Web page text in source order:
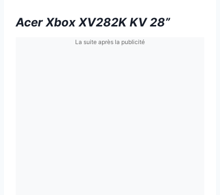
Acer Xbox XV282K KV 28”
La suite après la publicité